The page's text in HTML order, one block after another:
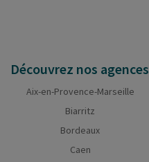
Découvrez nos agences
Aix-en-Provence-Marseille
Biarritz
Bordeaux
Caen